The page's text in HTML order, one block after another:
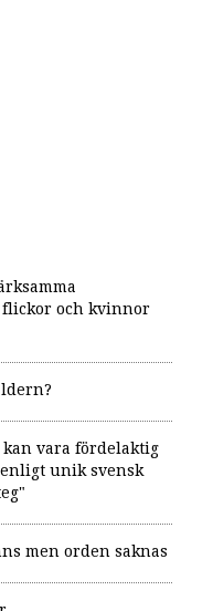
flickor och kvinnor
vara fördelaktig
unik svensk
men orden saknas